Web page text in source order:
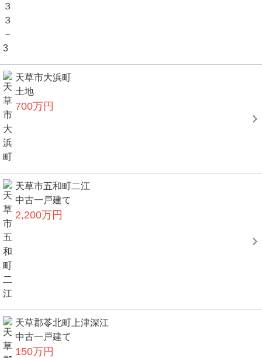
天草市大浜町
土地
700万円
天草市五和町二江
中古一戸建て
2,200万円
天草郡苓北町上津深江
中古一戸建て
150万円